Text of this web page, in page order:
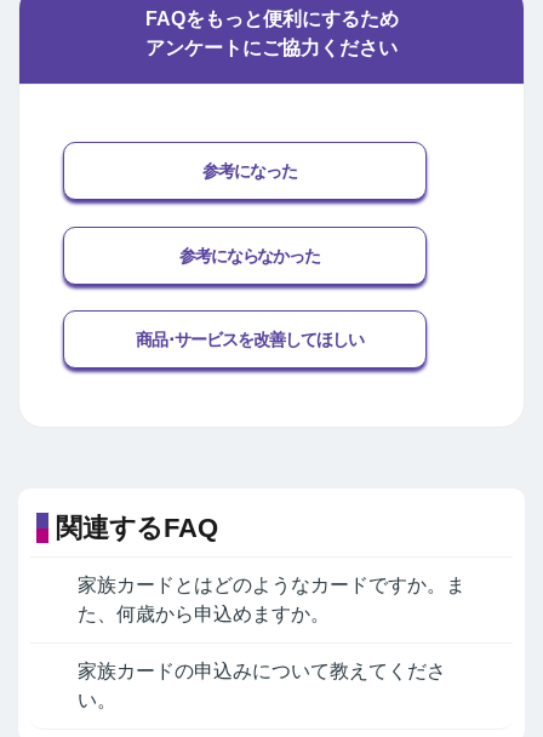
FAQをもっと便利にするため
アンケートにご協力ください
参考になった
参考にならなかった
商品･サービスを改善してほしい
関連するFAQ
家族カードとはどのようなカードですか。ま
た、何歳から申込めますか。
家族カードの申込みについて教えてくださ
い。